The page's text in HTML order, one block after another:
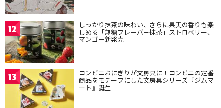
12 しっかり抹茶の味わい、さらに果実の香りも楽
しめる「無糖フレーバー抹茶」ストロベリー、
マンゴー新発売
13 コンビニおにぎりが文房具に！コンビニの定番
商品をモチーフにした文房具シリーズ『ジムマ
ート』誕生